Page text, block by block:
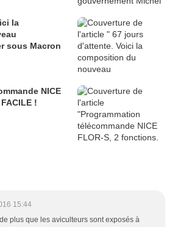
la
sous Macron
NICE
!
15:44
plus que les aviculteurs sont exposés à